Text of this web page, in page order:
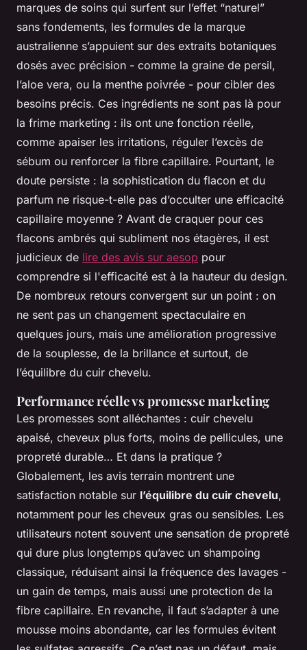
marques de soins qui surfent sur l’effet “naturel”
sans fondements, les formules de la marque
australienne s’appuient sur des extraits botaniques
dosés avec précision - comme la graine de persil,
l’aloe vera, ou la menthe poivrée - pour cibler des
besoins précis. Ces ingrédients ne sont pas là pour
la frime marketing : ils ont une fonction réelle,
comme apaiser les irritations, réguler l’excès de
sébum ou renforcer la fibre capillaire. Pourtant, le
doute persiste : la sophistication du flacon et du
parfum ne risque-t-elle pas d’occulter une efficacité
capillaire moyenne ? Avant de craquer pour ces
flacons ambrés qui subliment nos étagères, il est
judicieux de lire des avis sur aesop pour
comprendre si l'efficacité est à la hauteur du design.
De nombreux retours convergent sur un point : on
ne sent pas un changement spectaculaire en
quelques jours, mais une amélioration progressive
de la souplesse, de la brillance et surtout, de
l’équilibre du cuir chevelu.
Performance réelle vs promesse marketing
Les promesses sont alléchantes : cuir chevelu
apaisé, cheveux plus forts, moins de pellicules, une
propreté durable… Et dans la pratique ?
Globalement, les avis terrain montrent une
satisfaction notable sur l’équilibre du cuir chevelu,
notamment pour les cheveux gras ou sensibles. Les
utilisateurs notent souvent une sensation de propreté
qui dure plus longtemps qu’avec un shampoing
classique, réduisant ainsi la fréquence des lavages -
un gain de temps, mais aussi une protection de la
fibre capillaire. En revanche, il faut s’adapter à une
mousse moins abondante, car les formules évitent